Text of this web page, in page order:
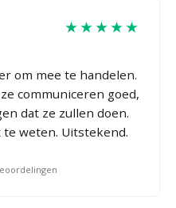
★★★★★
om mee te handelen.
communiceren goed,
dat ze zullen doen.
te weten. Uitstekend.